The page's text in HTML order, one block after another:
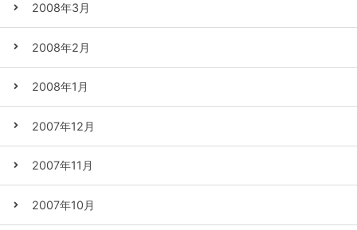
2008年3月
2008年2月
2008年1月
2007年12月
2007年11月
2007年10月